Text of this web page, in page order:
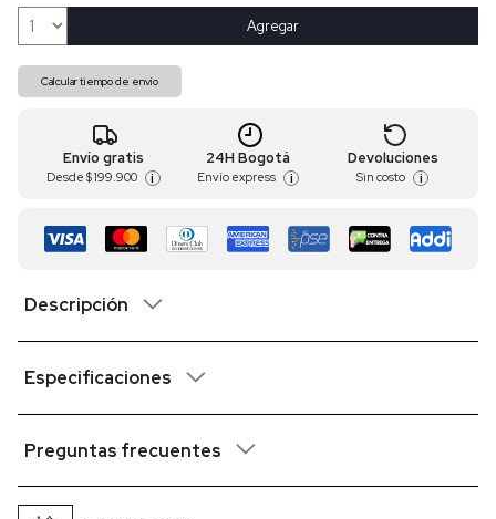
Agregar
Calcular tiempo de envío
Envío gratis
Desde $ 199.900 i
24H Bogotá
Envío express i
Devoluciones
Sin costo i
Descripción
Especificaciones
Preguntas frecuentes